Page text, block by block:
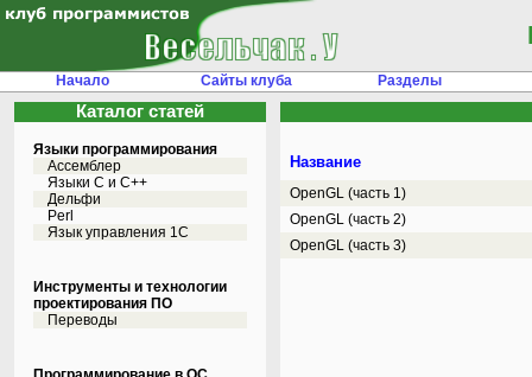
Начало Сайты клуба Разделы
Каталог статей
Языки программирования
Ассемблер
Языки С и C++
Дельфи
Perl
Язык управления 1С
Инструменты и технологии
проектирования ПО
Переводы
Название
OpenGL (часть 1)
OpenGL (часть 2)
OpenGL (часть 3)